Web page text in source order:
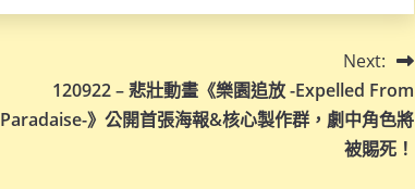
Next:
120922 – 悲壯動畫《樂園追放 -Expelled From
Paradaise-》公開首張海報&核心製作群，劇中角色將
被賜死！